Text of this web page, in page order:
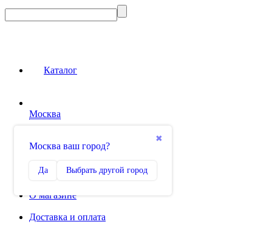
Каталог
Москва
✖
Москва ваш город?
Да Выбрать другой город
0
Избранное
О магазине
Доставка и оплата